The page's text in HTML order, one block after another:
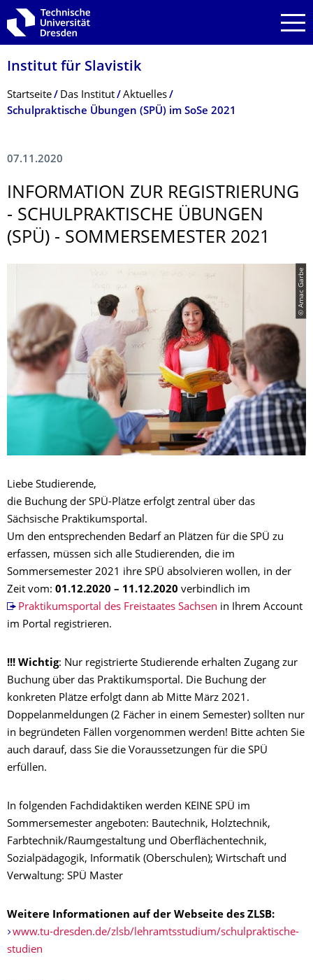
Zur Hauptnavigation springen
Zur Suche springen
Zum Inhalt springen
Institut für Slavistik
Breadcrumb-Menü
Startseite Das Institut
Aktuelles
Schulpraktische Übungen (SPÜ) im SoSe 2021
07.11.2020
INFORMATION ZUR REGISTRIERUNG
- SCHULPRAKTISCHE ÜBUNGEN
(SPÜ) - SOMMERSEMESTER 2021
© Amac Garbe
Liebe Studierende,
die Buchung der SPÜ-Plätze erfolgt zentral über das
Sächsische Praktikumsportal.
Um den entsprechenden Bedarf an Plätzen für die SPÜ zu
erfassen, müssen sich alle Studierenden, die im
Sommersemester 2021 ihre SPÜ absolvieren wollen, in der
Zeit vom: 01.12.2020 – 11.12.2020 verbindlich im
Praktikumsportal des Freistaates Sachsen in Ihrem Account
im Portal registrieren.
!!! Wichtig: Nur registrierte Studierende erhalten Zugang zur
Buchung über das Praktikumsportal. Die Buchung der
konkreten Plätze erfolgt dann ab Mitte März 2021.
Doppelanmeldungen (2 Fächer in einem Semester) sollten nur
in begründeten Fällen vorgenommen werden! Bitte achten Sie
auch darauf, dass Sie die Voraussetzungen für die SPÜ
erfüllen.
In folgenden Fachdidaktiken werden KEINE SPÜ im
Sommersemester angeboten: Bautechnik, Holztechnik,
Farbtechnik/Raumgestaltung und Oberflächentechnik,
Sozialpädagogik, Informatik (Oberschulen); Wirtschaft und
Verwaltung: SPÜ Master
Weitere Informationen auf der Webseite des ZLSB:
www.tu-dresden.de/zlsb/lehramtsstudium/schulpraktische-
studien